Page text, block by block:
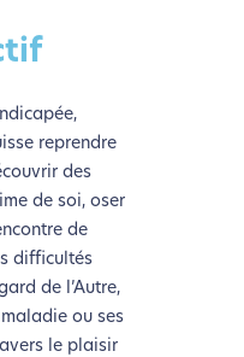
reprendre
des
de soi, oser
de
difficultés
de l’Autre,
ou ses
le plaisir